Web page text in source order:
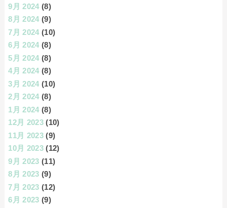
9月 2024 (8)
8月 2024 (9)
7月 2024 (10)
6月 2024 (8)
5月 2024 (8)
4月 2024 (8)
3月 2024 (10)
2月 2024 (8)
1月 2024 (8)
12月 2023 (10)
11月 2023 (9)
10月 2023 (12)
9月 2023 (11)
8月 2023 (9)
7月 2023 (12)
6月 2023 (9)